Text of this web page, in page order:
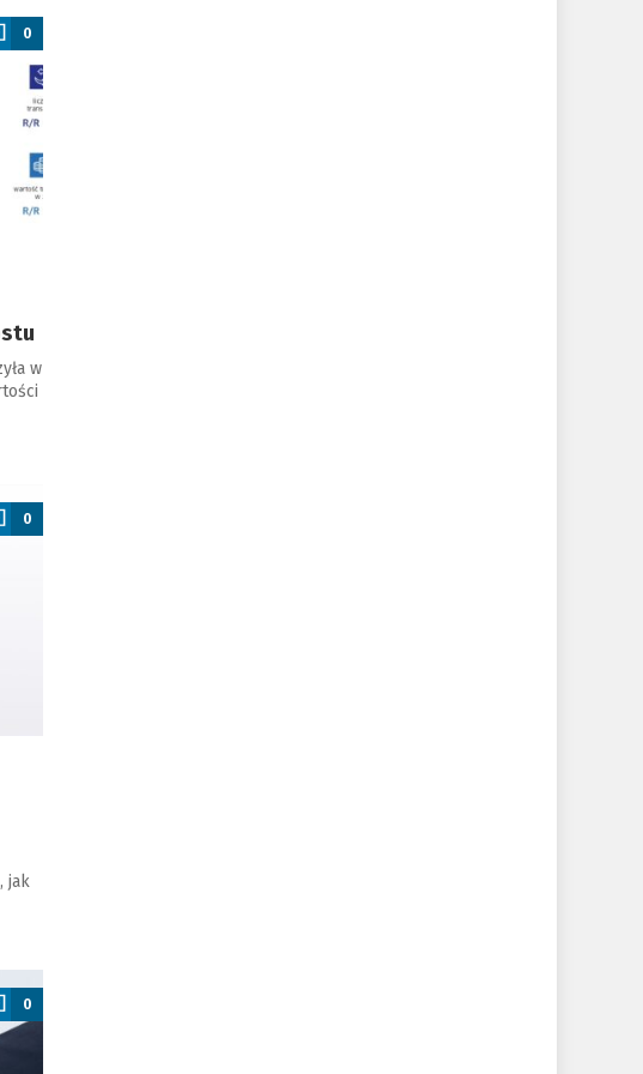
0
w
0
jak
0